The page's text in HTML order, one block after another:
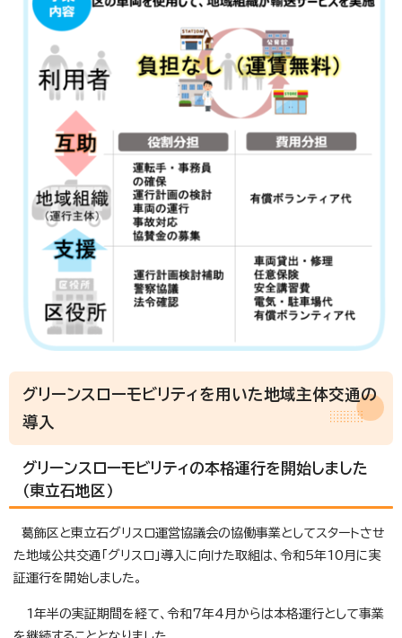
グリーンスローモビリティを用いた地域主体交通の
導入
グリーンスローモビリティの本格運行を開始しました
（東立石地区）
葛飾区と東立石グリスロ運営協議会の協働事業としてスタートさせ
た地域公共交通「グリスロ」導入に向けた取組は、令和5年10月に実
証運行を開始しました。
1年半の実証期間を経て、令和7年4月からは本格運行として事業